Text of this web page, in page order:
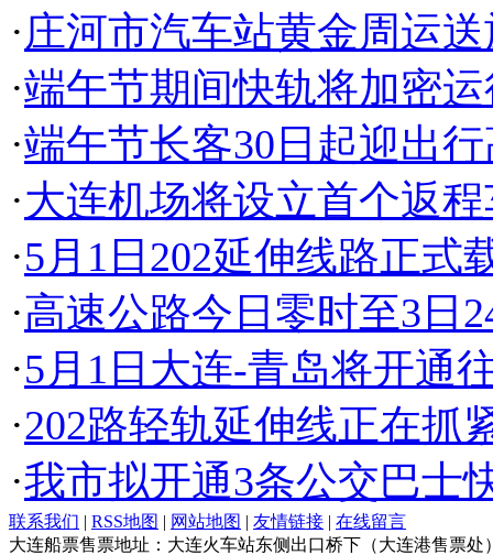
·庄河市汽车站黄金周运
·端午节期间快轨将加密
·端午节长客30日起迎出
·大连机场将设立首个返
·5月1日202延伸线路正式
·高速公路今日零时至3日
·5月1日大连-青岛将开通
·202路轻轨延伸线正在抓
·我市拟开通3条公交巴士
联系我们 | RSS地图 | 网站地图 | 友情链接 | 在线留言
大连船票售票地址：大连火车站东侧出口桥下（大连港售票处